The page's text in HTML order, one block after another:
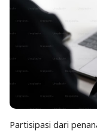
Partisipasi dari